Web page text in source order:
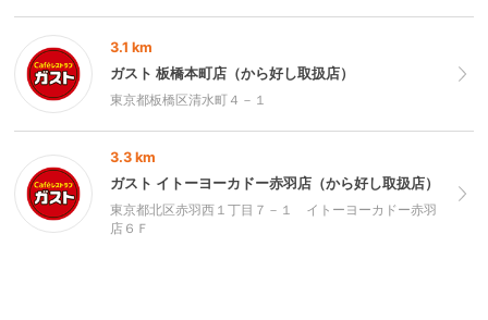
3.1 km
ガスト 板橋本町店（から好し取扱店）
東京都板橋区清水町４－１
3.3 km
ガスト イトーヨーカドー赤羽店（から好し取扱店）
東京都北区赤羽西１丁目７－１ イトーヨーカドー赤羽
店６Ｆ